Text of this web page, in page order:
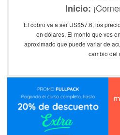
Inicio:
El cobro va a ser US$57.6, los
en dólares. El monto que ves
aproximado que puede variar de
cambio del